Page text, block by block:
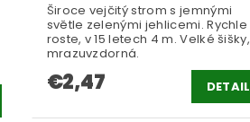
Široce vejčitý strom s jemnými
světle zelenými jehlicemi. Rychle
roste, v 15 letech 4 m. Velké šišky,
mrazuvzdorná.
€2,47 DETAIL